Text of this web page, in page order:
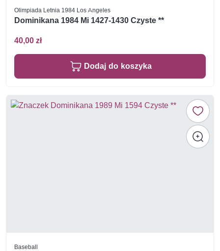
Olimpiada Letnia 1984 Los Angeles
Dominikana 1984 Mi 1427-1430 Czyste **
40,00 zł
Dodaj do koszyka
Baseball